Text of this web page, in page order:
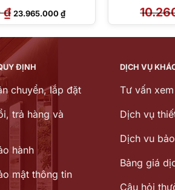
₫ Giá
gốc
là:
23.965.000₫Giá
hiện
tại
23.965.000 ₫.
ĐỊNH
chuyển, lắp đặt
trả hàng và
hành
mật thông tin
DỊCH VỤ
Tư vấn
Dịch vụ
Dịch vu
Bảng giá
Câu hỏi